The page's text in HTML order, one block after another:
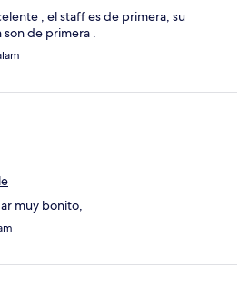
, el staff es de primera, su
de primera .
muy bonito,